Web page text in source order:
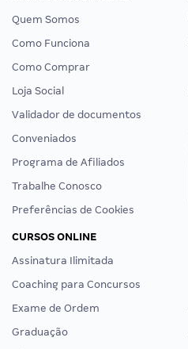
Quem Somos
Como Funciona
Como Comprar
Loja Social
Validador de documentos
Conveniados
Programa de Afiliados
Trabalhe Conosco
Preferências de Cookies
CURSOS ONLINE
Assinatura Ilimitada
Coaching para Concursos
Exame de Ordem
Graduação